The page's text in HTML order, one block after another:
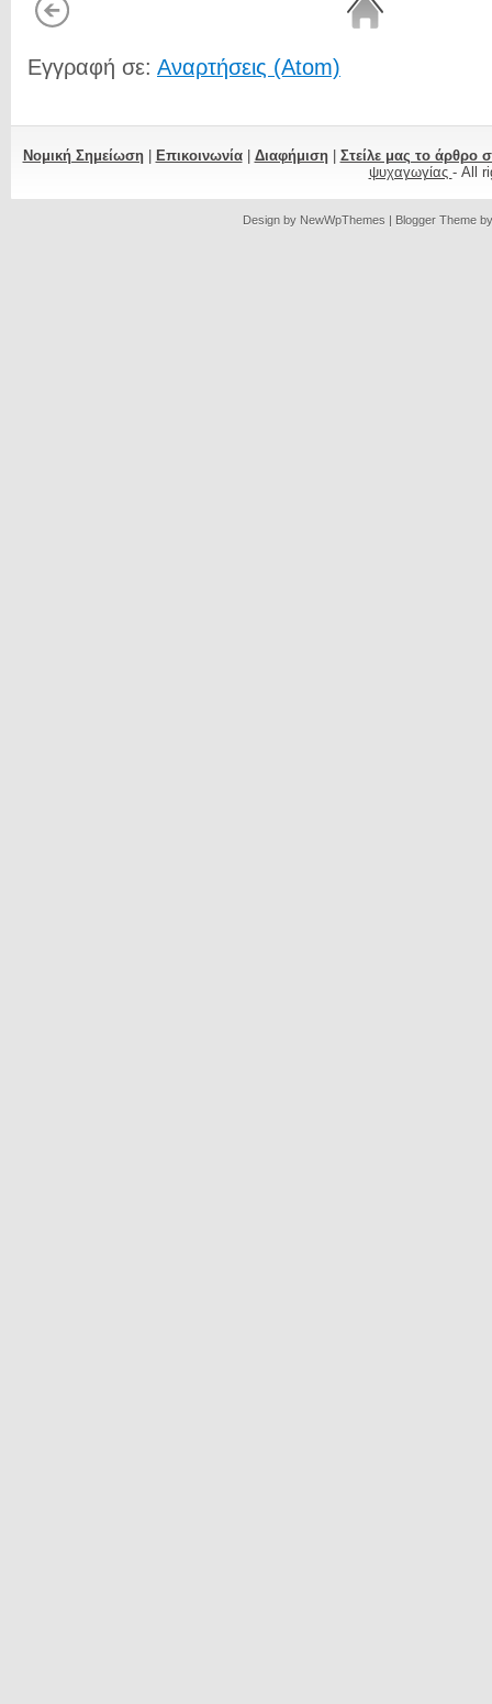
Εγγραφή σε: Αναρτήσεις (Atom)
Νομική Σημείωση| Επικοινωνία| Διαφήμιση| Στείλε μας το άρθρο
ψυχαγωγίας - All
Design by NewWpThemes | Blogger Theme